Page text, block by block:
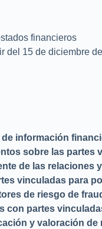
financieros
del 15 de diciembre
información
sobre las partes
de las relaciones y
vinculadas para
de riesgo de
con partes
y valoración de